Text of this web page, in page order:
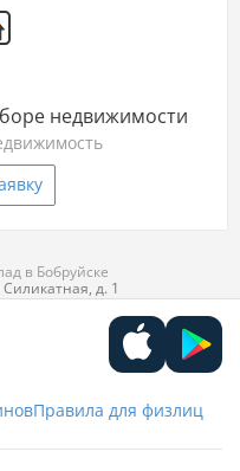
недвижимости
в Бобруйске
д. 1
Правила для физлиц